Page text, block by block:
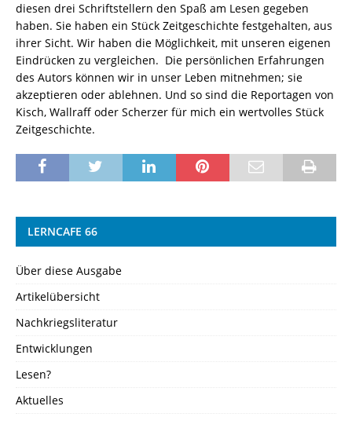
diesen drei Schriftstellern den Spaß am Lesen gegeben
haben. Sie haben ein Stück Zeitgeschichte festgehalten, aus
ihrer Sicht. Wir haben die Möglichkeit, mit unseren eigenen
Eindrücken zu vergleichen. Die persönlichen Erfahrungen
des Autors können wir in unser Leben mitnehmen; sie
akzeptieren oder ablehnen. Und so sind die Reportagen von
Kisch, Wallraff oder Scherzer für mich ein wertvolles Stück
Zeitgeschichte.
LERNCAFE 66
Über diese Ausgabe
Artikelübersicht
Nachkriegsliteratur
Entwicklungen
Lesen?
Aktuelles